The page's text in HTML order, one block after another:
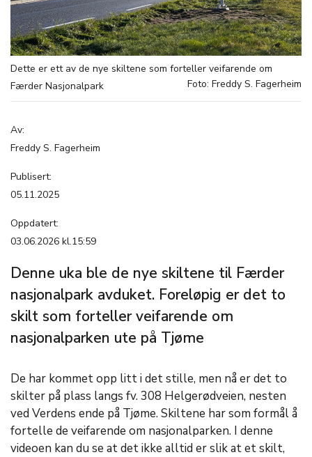
Dette er ett av de nye skiltene som forteller veifarende om
Færder Nasjonalpark
Foto: Freddy S. Fagerheim
Av:
Freddy S. Fagerheim
Publisert:
05.11.2025
Oppdatert:
03.06.2026 kl.15:59
Denne uka ble de nye skiltene til Færder
nasjonalpark avduket. Foreløpig er det to
skilt som forteller veifarende om
nasjonalparken ute på Tjøme
De har kommet opp litt i det stille, men nå er det to
skilter på plass langs fv. 308 Helgerødveien, nesten
ved Verdens ende på Tjøme.Skiltene har som formål å
fortelle de veifarende om nasjonalparken. I denne
videoen kan du se at det ikke alltid erslik at et skilt,